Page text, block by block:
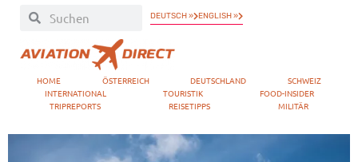
DEUTSCH » ENGLISH »
HOME ÖSTERREICH DEUTSCHLAND
SCHWEIZ
INTERNATIONAL
TOURISTIK
FOOD-INSIDER
TRIPREPORTS
REISETIPPS MILITÄR